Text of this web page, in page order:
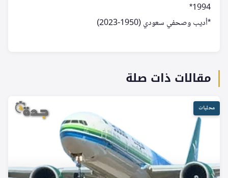
1994*
*أديب وصحفي سعودي (1950-2023)
مقالات ذات صلة
محليات